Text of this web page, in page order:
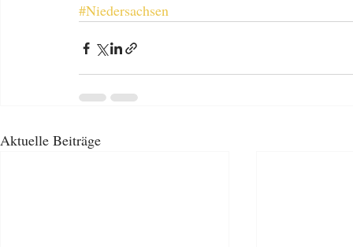
#Niedersachsen
Aktuelle Beiträge